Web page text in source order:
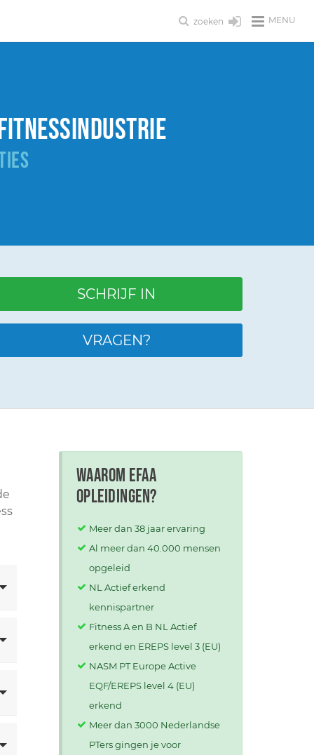
MENU
zoeken
fitnessindustrie
SCHRIJF IN
VRAGEN?
Waarom EFAA
opleidingen?
Meer dan 38 jaar ervaring
Al meer dan 40.000 mensen
opgeleid
NL Actief erkend
kennispartner
Fitness A en B NL Actief
erkend en EREPS level 3 (EU)
NASM PT Europe Active
EQF/EREPS level 4 (EU)
erkend
Meer dan 3000 Nederlandse
PTers gingen je voor